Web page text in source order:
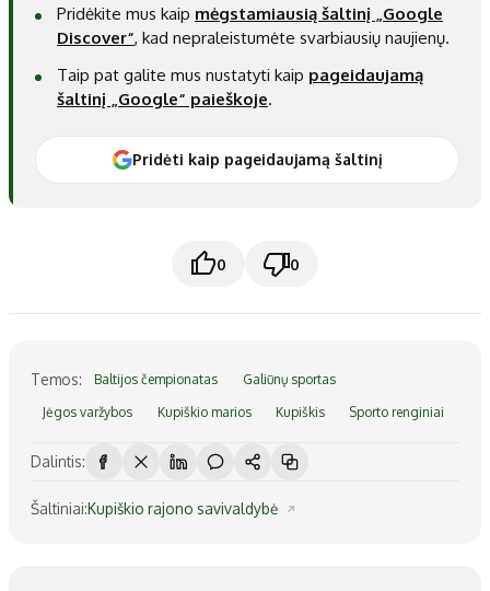
Pridėkite mus kaip mėgstamiausią šaltinį „Google
Discover“, kad nepraleistumėte svarbiausių naujienų.
Taip pat galite mus nustatyti kaip pageidaujamą
šaltinį „Google“ paieškoje.
Pridėti kaip pageidaujamą šaltinį
0 0
Temos: Baltijos čempionatas Galiūnų sportas
Jėgos varžybos Kupiškio marios Kupiškis Sporto renginiai
Dalintis:
Šaltiniai:Kupiškio rajono savivaldybė